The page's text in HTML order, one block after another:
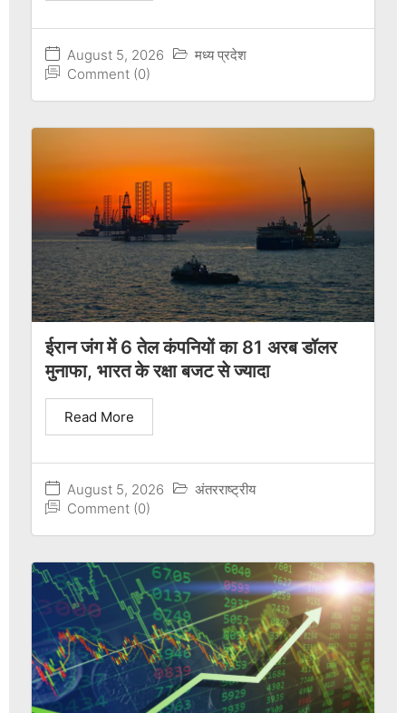
August 5, 2026
मध्य प्रदेश
Comment (0)
ईरान जंग में 6 तेल कंपनियों का 81 अरब डॉलर
मुनाफा, भारत के रक्षा बजट से ज्यादा
August 5, 2026
अंतरराष्ट्रीय
Comment (0)
Read More